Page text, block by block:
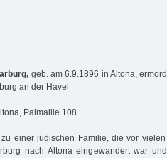
geb. am 6.9.1896 in Altona,
an der Havel
Palmaille 108
einer jüdischen Familie, die vor
nach Altona eingewandert war